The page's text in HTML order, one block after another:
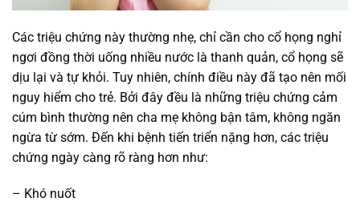
Các triệu chứng này thường nhẹ, chỉ cần cho cổ họng nghỉ
ngơi đồng thời uống nhiều nước là thanh quản, cổ họng sẽ
dịu lại và tự khỏi. Tuy nhiên, chính điều này đã tạo nên mối
nguy hiểm cho trẻ. Bởi đây đều là những triệu chứng cảm
cúm bình thường nên cha mẹ không bận tâm, không ngăn
ngừa từ sớm. Đến khi bệnh tiến triển nặng hơn, các triệu
chứng ngày càng rõ ràng hơn như:
– Khó nuốt